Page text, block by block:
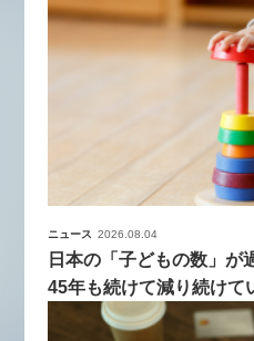
ニュース 2026.08.04
日本の「子どもの数」が
45年も続けて減り続けて